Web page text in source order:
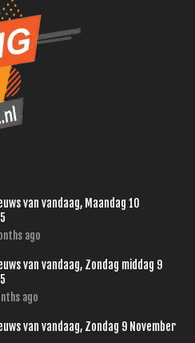
van vandaag, Maandag 10
ago
van vandaag, Zondag middag 9
ago
van vandaag, Zondag 9 November